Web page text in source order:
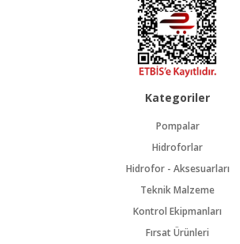
Kategoriler
Pompalar
Hidroforlar
Hidrofor - Aksesuarları
Teknik Malzeme
Kontrol Ekipmanları
Fırsat Ürünleri